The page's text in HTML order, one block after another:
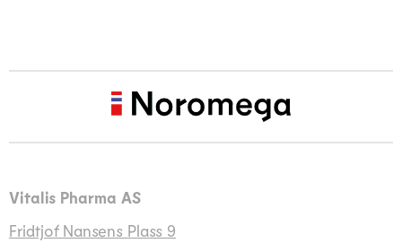
Vitalis Pharma AS
Fridtjof Nansens Plass 9